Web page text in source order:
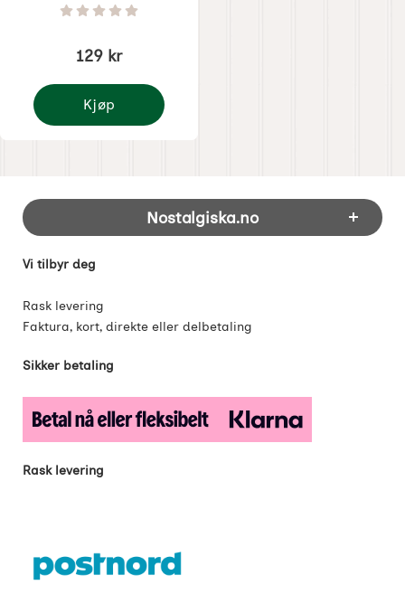
Varenummer 8506Vurdering: 0 Stjerne av 5
129 kr
Kjøp
Skål Marion rød 14 x H 8 cm
Footer-innhold Blandet informasjon og
Nostalgiska.no
Vi tilbyr deg
Rask levering
Faktura, kort, direkte eller delbetaling
Sikker betaling
Rask levering